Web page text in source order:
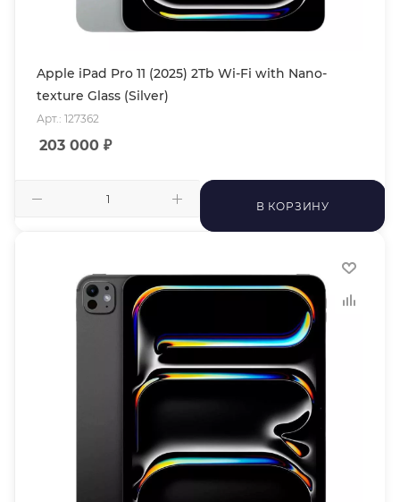
Apple iPad Pro 11 (2025) 2Tb Wi-Fi with Nano-
texture Glass (Silver)
Арт.: 127362
203 000 ₽
В КОРЗИНУ